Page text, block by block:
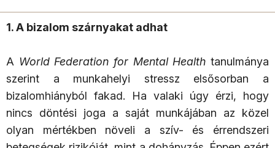
1. A bizalom szárnyakat adhat
A World Federation for Mental Health tanulmánya
szerint a munkahelyi stressz elsősorban a
bizalomhiányból fakad. Ha valaki úgy érzi, hogy
nincs döntési joga a saját munkájában az közel
olyan mértékben növeli a szív- és érrendszeri